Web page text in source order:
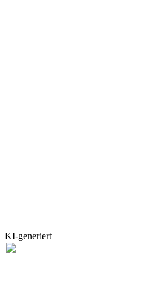
KI-generiert